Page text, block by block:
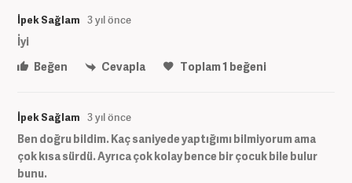
İpek Sağlam 3 yıl önce
İyi
Beğen
Cevapla Toplam1 beğeni
İpek Sağlam 3 yıl önce
Ben doğru bildim. Kaç saniyede yaptığımı bilmiyorum ama
çok kısa sürdü. Ayrıca çok kolay bence bir çocuk bile bulur
bunu.